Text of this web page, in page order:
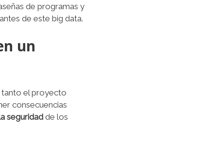
de programas y
de este big data.
un
tanto el proyecto
consecuencias
seguridadde los